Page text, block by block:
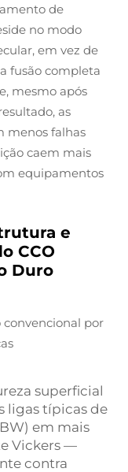
de
no modo
em vez de
fusão completa
mesmo após
as
menos falhas
caem mais
equipamentos
e
CCO
Duro
convencional por
superficial
ligas típicas de
em mais
Vickers —
contra